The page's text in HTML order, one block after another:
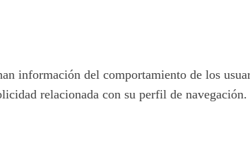
información del comportamiento de los
relacionada con su perfil de navegación.